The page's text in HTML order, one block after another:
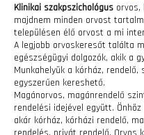
Klinikai szakpszichológus orvos,
majdnem minden orvost
településen élő orvost a mi
A legjobb orvoskeresőt találta
egészségügyi dolgozók, akik a
Munkahelyük a kórház, rendelő,
egyszerűen kereshető.
Magánorvos, magánrendelő
rendelési idejével együtt.
akár kórház, kórházi rendelő,